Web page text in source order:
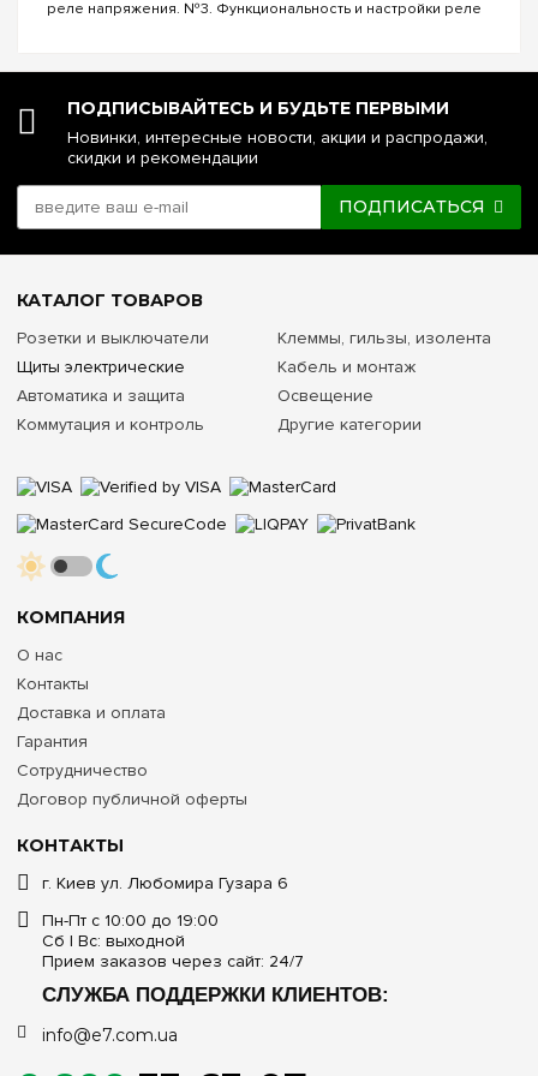
реле напряжения. №3. Функциональность и настройки реле
ПОДПИСЫВАЙТЕСЬ И БУДЬТЕ ПЕРВЫМИ
Новинки, интересные новости, акции и распродажи,
скидки и рекомендации
ПОДПИСАТЬСЯ
КОНТАКТЫ
г. Киев ул. Любомира Гузара 6
Пн-Пт с 10:00 до 19:00
Сб | Вс: выходной
Прием заказов через сайт: 24/7
СЛУЖБА ПОДДЕРЖКИ КЛИЕНТОВ:
info@e7.com.ua
КОМПАНИЯ
О нас
Контакты
Доставка и оплата
Гарантия
Сотрудничество
Договор публичной оферты
КАТАЛОГ ТОВАРОВ
Розетки и выключатели
Щиты электрические
Автоматика и защита
Коммутация и контроль
Клеммы, гильзы, изолента
Кабель и монтаж
Освещение
Другие категории